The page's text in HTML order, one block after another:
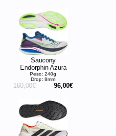
Saucony
Endorphin Azura
Peso: 240g
Drop: 8mm
160,00€ 96,00€